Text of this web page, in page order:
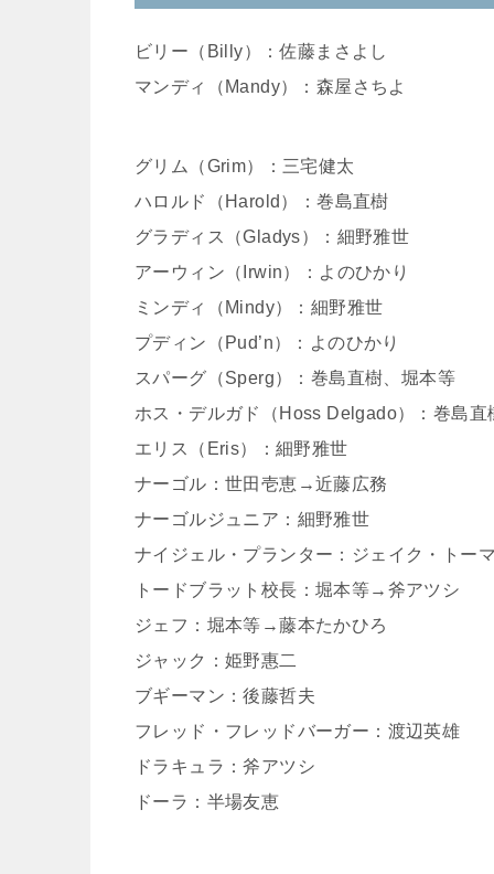
ビリー（Billy）：佐藤まさよし
マンディ（Mandy）：森屋さちよ
グリム（Grim）：三宅健太
ハロルド（Harold）：巻島直樹
グラディス（Gladys）：細野雅世
アーウィン（Irwin）：よのひかり
ミンディ（Mindy）：細野雅世
プディン（Pud’n）：よのひかり
スパーグ（Sperg）：巻島直樹、堀本等
ホス・デルガド（Hoss Delgado）：巻島直
エリス（Eris）：細野雅世
ナーゴル：世田壱恵→近藤広務
ナーゴルジュニア：細野雅世
ナイジェル・プランター：ジェイク・トー
トードブラット校長：堀本等→斧アツシ
ジェフ：堀本等→藤本たかひろ
ジャック：姫野惠二
ブギーマン：後藤哲夫
フレッド・フレッドバーガー：渡辺英雄
ドラキュラ：斧アツシ
ドーラ：半場友恵